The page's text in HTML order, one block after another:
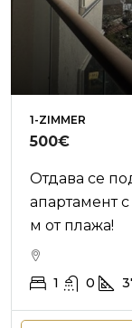
1-ZIMMER
500€
Отдава се
апартамент
м от плажа!
1 0